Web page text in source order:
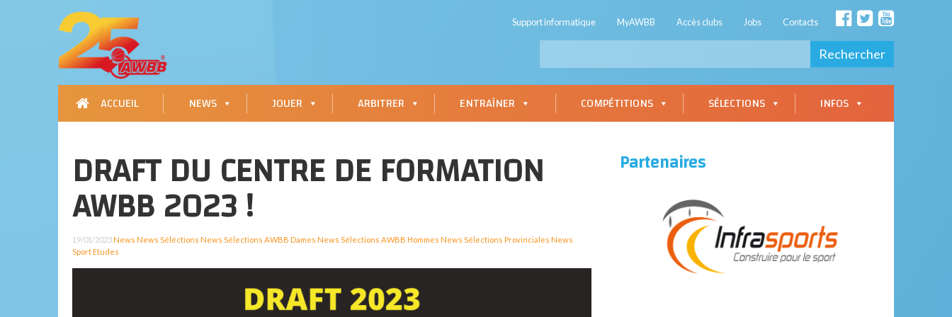
Support informatique MyAWBB Accès clubs Jobs Contacts
Rechercher
ACCUEIL NEWS JOUER ARBITRER ENTRAÎNER COMPÉTITIONS SÉLECTIONS INFOS
DRAFT DU CENTRE DE FORMATION
AWBB 2023 !
19/01/2023News News Séléctions News Sélections AWBB Dames News Sélections AWBB Hommes News Sélections Provinciales News
Sport Etudes
Partenaires